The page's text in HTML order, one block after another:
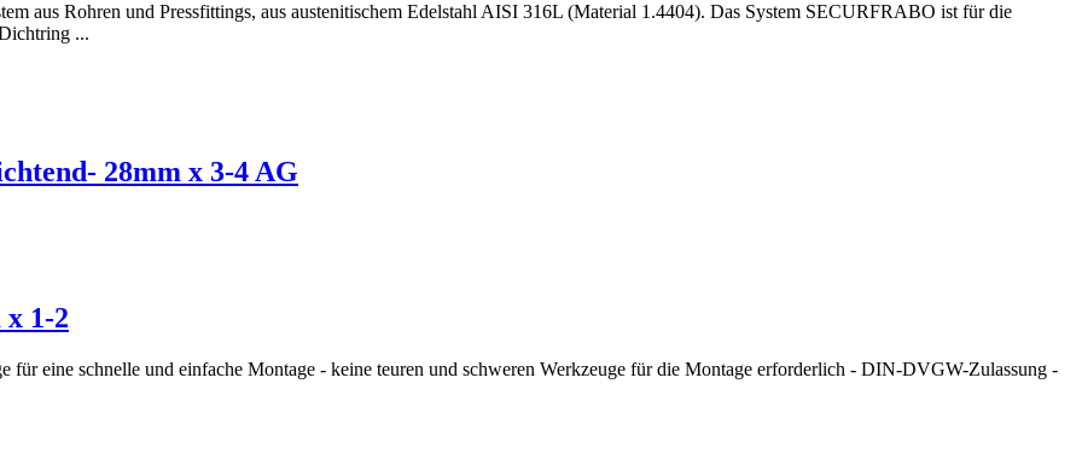
aus Rohren und Pressfittings, aus austenitischem Edelstahl AISI 316L (Material 1.4404). Das System SECURFRABO ist für die
...
28mm x 3-4 AG
1-2
eine schnelle und einfache Montage - keine teuren und schweren Werkzeuge für die Montage erforderlich - DIN-DVGW-Zulassung -